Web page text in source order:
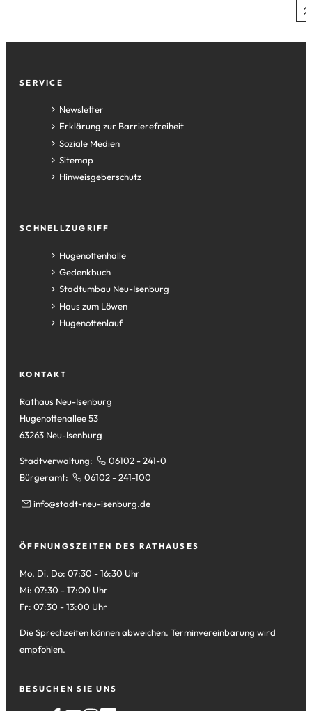
Fußzeile
SERVICE
Newsletter
Erklärung zur Barrierefreiheit
Soziale Medien
Sitemap
Hinweisgeberschutz
SCHNELLZUGRIFF
Hugenottenhalle
(Öffnet
in
einem
neuen
Tab)
Gedenkbuch
(Öffnet
in
einem
neuen
Stadtumbau Neu-Isenburg
(Öffnet
in
einem
Haus zum Löwen
(Öffnet
in
Tab)
Hugenottenlauf
(Öffnet
neuen
KONTAKT
Rathaus Neu-Isenburg
Hugenottenallee 53
63263 Neu-Isenburg
Stadtverwaltung:
06102 - 241-0
Bürgeramt:
06102 - 241-100
info stadt-neu-isenburg de
ÖFFNUNGSZEITEN DES RATHAUSES
Mo, Di, Do: 07:30 - 16:30 Uhr
Mi: 07:30 - 17:00 Uhr
Fr: 07:30 - 13:00 Uhr
Die Sprechzeiten können abweichen. Terminvereinbarung wird
empfohlen.
BESUCHEN SIE UNS